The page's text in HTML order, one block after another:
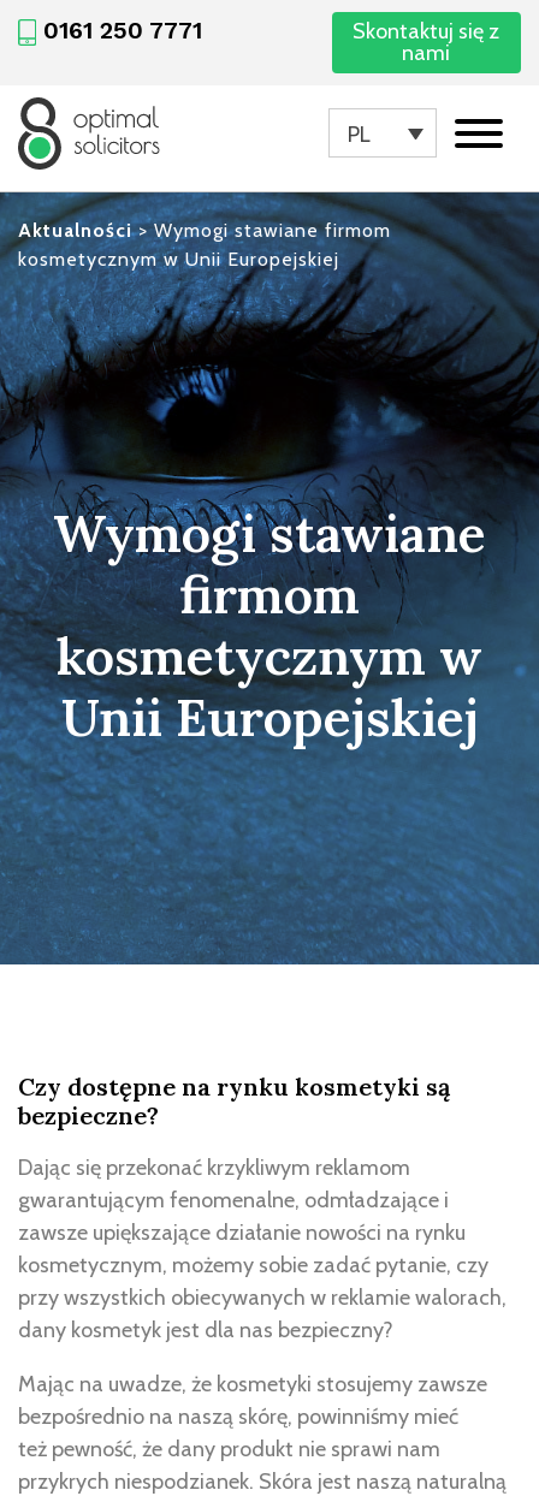
0161 250 7771
Skontaktuj się z
nami
PL
Aktualności>Wymogi stawiane firmom
kosmetycznym w Unii Europejskiej
Wymogi stawiane
firmom
kosmetycznym w
Unii Europejskiej
Czy dostępne na rynku kosmetyki są
bezpieczne?
Dając się przekonać krzykliwym reklamom
gwarantującym fenomenalne, odmładzające i
zawsze upiększające działanie nowości na rynku
kosmetycznym, możemy sobie zadać pytanie, czy
przy wszystkich obiecywanych w reklamie walorach,
dany kosmetyk jest dla nas bezpieczny?
Mając na uwadze, że kosmetyki stosujemy zawsze
bezpośrednio na naszą skórę, powinniśmy mieć
też pewność, że dany produkt nie sprawi nam
przykrych niespodzianek. Skóra jest naszą naturalną